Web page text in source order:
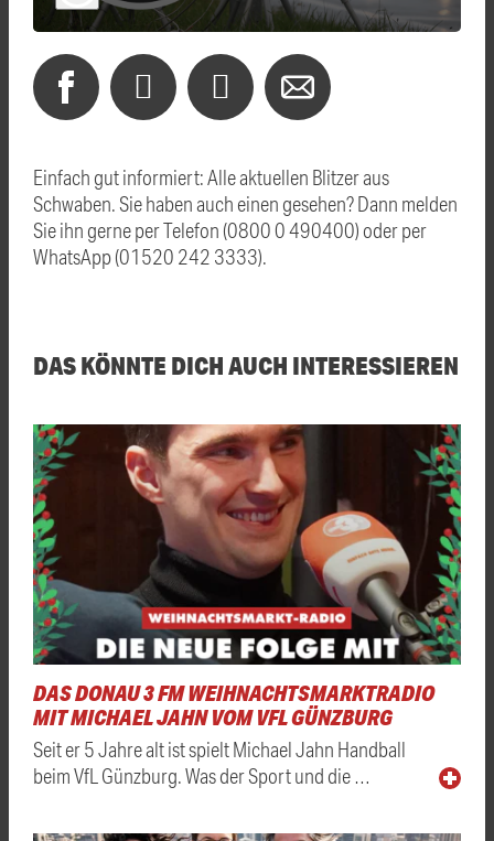
Einfach gut informiert: Alle aktuellen Blitzer aus
Schwaben. Sie haben auch einen gesehen? Dann melden
Sie ihn gerne per Telefon (0800 0 490400) oder per
WhatsApp (01520 242 3333).
DAS KÖNNTE DICH AUCH INTERESSIEREN
DAS DONAU 3 FM WEIHNACHTSMARKTRADIO
MIT MICHAEL JAHN VOM VFL GÜNZBURG
Seit er 5 Jahre alt ist spielt Michael Jahn Handball
beim VfL Günzburg. Was der Sport und die …